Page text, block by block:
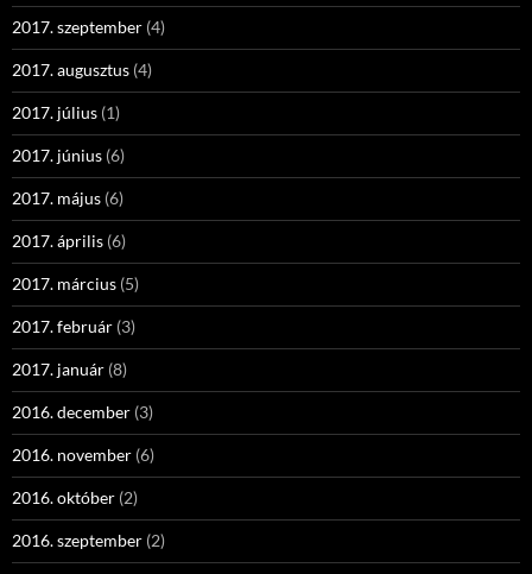
2017. szeptember (4)
2017. augusztus (4)
2017. július (1)
2017. június (6)
2017. május (6)
2017. április (6)
2017. március (5)
2017. február (3)
2017. január (8)
2016. december (3)
2016. november (6)
2016. október (2)
2016. szeptember (2)